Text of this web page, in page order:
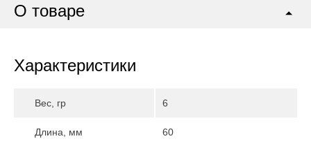
О товаре
Характеристики
Вес, гр 6
Длина, мм 60